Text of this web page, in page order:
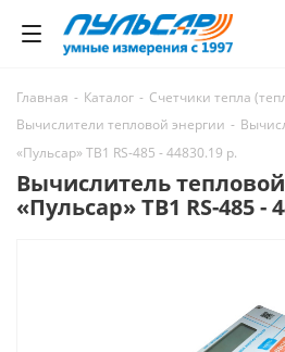
Главная - Каталог - Счетчики тепла
Вычислители тепловой энергии -
«Пульсар» ТВ1 RS-485 - 44830.19 р.
Вычислитель
«Пульсар» ТВ1 RS-485 -